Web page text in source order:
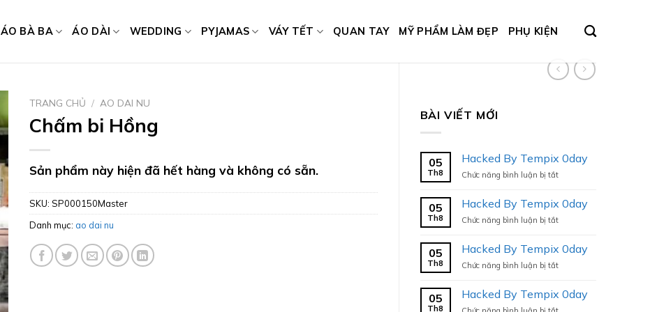
ÁO BÀ BA ÁO DÀI WEDDING PYJAMAS VÁY TẾT QUAN TAY MỸ PHẨM LÀM ĐẸP PHỤ KIỆN
BÀI VIẾT MỚI
05
Th8
Hacked By Tempix 0day
Chức năng bình luận bị tắtở
Tempix
0day
05
Th8
Hacked By Tempix 0day
Chức năng bình luận bị tắtở
Tempix
0day
05
Th8
Hacked By Tempix 0day
Chức năng bình luận bị tắtở
Tempix
05
Th8
Hacked By Tempix 0day
ở
TRANG CHỦ / AO DAI NU
Chấm bi Hồng
Sản phẩm này hiện đã hết hàng và không có sẵn.
SKU: SP000150Master
Danh mục: ao dai nu